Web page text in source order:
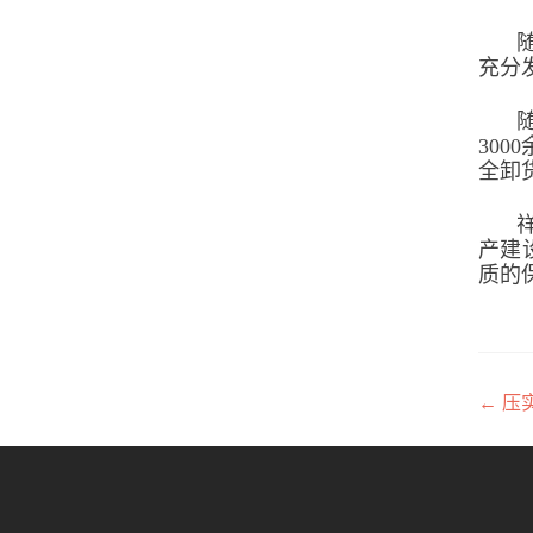
充分
3000
全卸
产建
质的
← 压